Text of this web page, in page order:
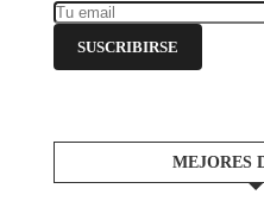
SUSCRIBIRSE
MEJORES